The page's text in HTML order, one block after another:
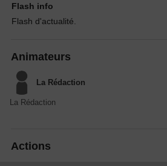
Flash info
Flash d'actualité.
Animateurs
La Rédaction
La Rédaction
Actions